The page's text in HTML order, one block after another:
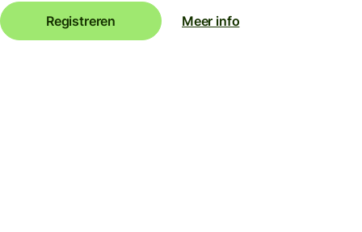
Registreren Meer info